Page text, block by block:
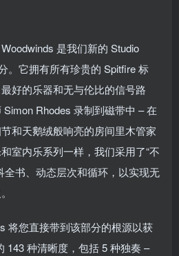
是我们新的 Studio
。它拥有所有珍贵的 Spitfire 标
好的乐器和无与伦比的信号路
Rhodes 录制到磁带中 – 在
和天鹅绒般响亮的房间里木管家
室内乐系列一样，我们采用了“不
全书、动态层次和循环，以实现无
将您直接带到该部分的根源以获
143 种清晰度，包括 5 种独奏 –